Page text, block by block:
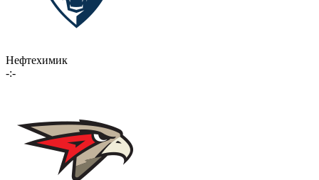
Нефтехимик
-:-